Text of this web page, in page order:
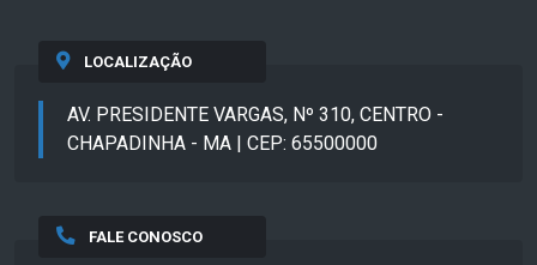
LOCALIZAÇÃO
AV. PRESIDENTE VARGAS, Nº 310, CENTRO -
CHAPADINHA - MA | CEP: 65500000
FALE CONOSCO